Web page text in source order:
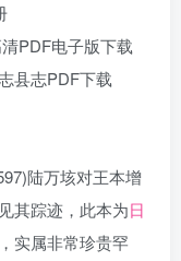
PDF电子版下载
县志PDF下载
陆万垓对王本增
其踪迹，此本为日
实属非常珍贵罕